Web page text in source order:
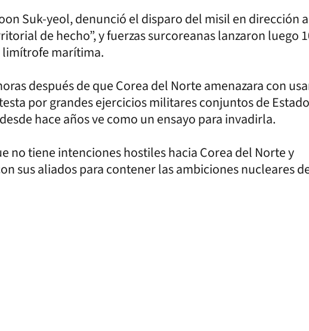
Suk-yeol, denunció el disparo del misil en dirección
de hecho”, y fuerzas surcoreanas lanzaron luego
limítrofe marítima.
después de que Corea del Norte amenazara con
por grandes ejercicios militares conjuntos de
hace años ve como un ensayo para invadirla.
no tiene intenciones hostiles hacia Corea del Norte y
sus aliados para contener las ambiciones nucleares